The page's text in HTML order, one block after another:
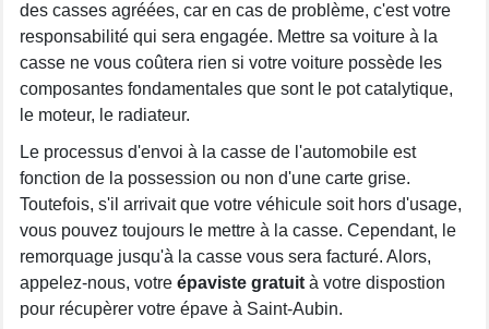
des casses agréées, car en cas de problème, c'est votre
responsabilité qui sera engagée. Mettre sa voiture à la
casse ne vous coûtera rien si votre voiture possède les
composantes fondamentales que sont le pot catalytique,
le moteur, le radiateur.
Le processus d'envoi à la casse de l'automobile est
fonction de la possession ou non d'une carte grise.
Toutefois, s'il arrivait que votre véhicule soit hors d'usage,
vous pouvez toujours le mettre à la casse. Cependant, le
remorquage jusqu'à la casse vous sera facturé. Alors,
appelez-nous, votre épaviste gratuit à votre dispostion
pour récupèrer votre épave à Saint-Aubin.